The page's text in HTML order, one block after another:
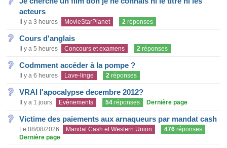
acteurs
Il y a 3 heures MovieStarPlanet 2 réponses
Cours d'anglais
Il y a 5 heures Concours et examens 2 réponses
Codmment accéder à la pompe ?
Il y a 6 heures Lave-linge 2 réponses
VRAI l'apocalypse decembre 2012?
Il y a 1 jours Evènements 54 réponses Dernière page
Victime des paiements aux arnaqueurs par mandat cash
Le 08/08/2026 Mandat Cash et Western Union 476 réponses
Dernière page